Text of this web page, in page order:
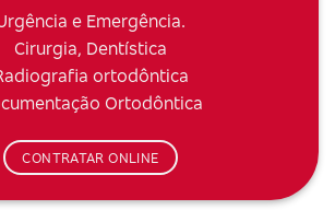
e Emergência.
Cirurgia, Dentística
ortodôntica
Ortodôntica
CONTRATAR ONLINE